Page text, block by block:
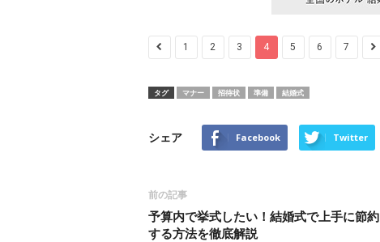
1 2 3 4 5 6 7
タグ マナー 招待状 準備 結婚式
シェア Facebook Twitter
前の記事
予算内で挙式したい！結婚式で上手に節約
する方法を徹底解説